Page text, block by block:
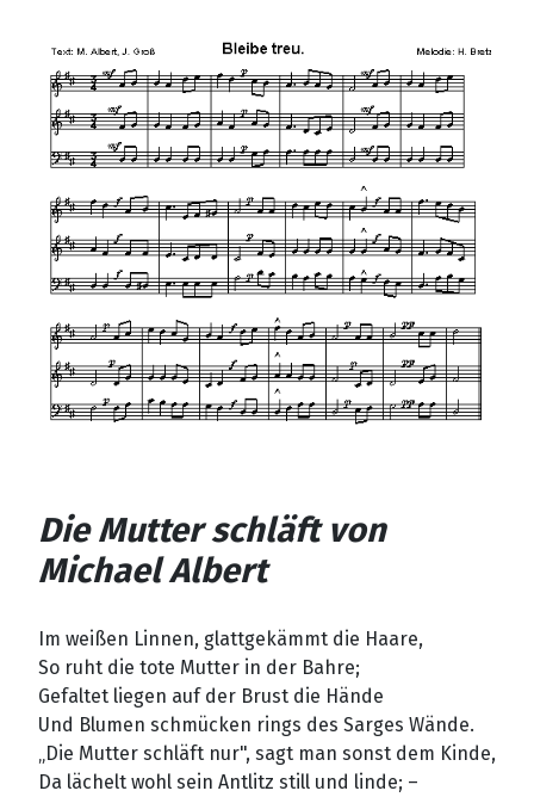
Die Mutter schläft von
Michael Albert
Im weißen Linnen, glattgekämmt die Haare,
So ruht die tote Mutter in der Bahre;
Gefaltet liegen auf der Brust die Hände
Und Blumen schmücken rings des Sarges Wände.
„Die Mutter schläft nur", sagt man sonst dem Kinde,
Da lächelt wohl sein Antlitz still und linde; –